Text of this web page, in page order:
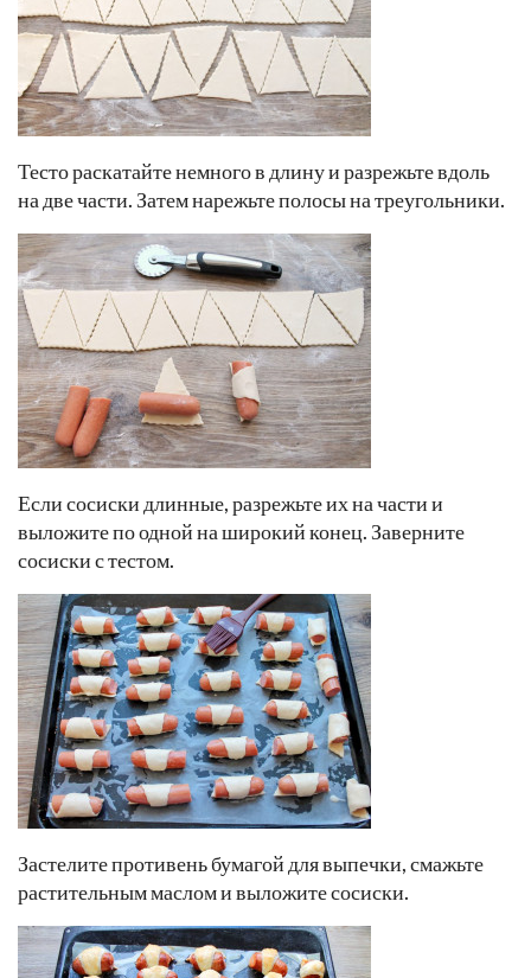
Тесто раскатайте немного в длину и разрежьте вдоль
на две части. Затем нарежьте полосы на треугольники.
Если сосиски длинные, разрежьте их на части и
выложите по одной на широкий конец. Заверните
сосиски с тестом.
Застелите противень бумагой для выпечки, смажьте
растительным маслом и выложите сосиски.